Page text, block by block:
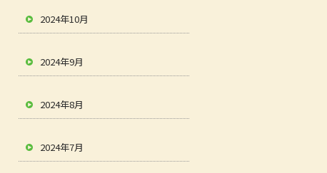
2024年10月
2024年9月
2024年8月
2024年7月